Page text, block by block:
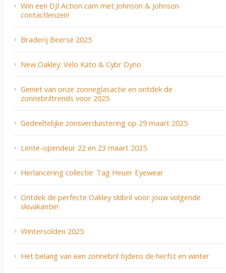
Win een DJI Action cam met Johnson & Johnson
contactlenzen!
Braderij Beerse 2025
New Oakley: Velo Kato & Cybr Dyno
Geniet van onze zonneglasactie en ontdek de
zonnebriltrends voor 2025
Gedeeltelijke zonsverduistering op 29 maart 2025
Lente-opendeur 22 en 23 maart 2025
Herlancering collectie: Tag Heuer Eyewear
Ontdek de perfecte Oakley skibril voor jouw volgende
skivakantie!
Wintersolden 2025
Het belang van een zonnebril tijdens de herfst en winter